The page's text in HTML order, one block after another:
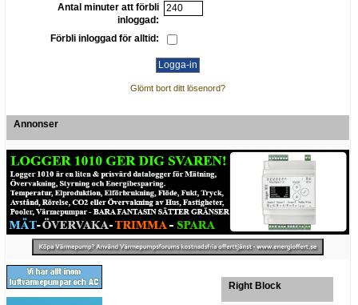
Antal minuter att förbli
inloggad:
Förbli inloggad för alltid:
Glömt bort ditt lösenord?
Annonser
Right Block